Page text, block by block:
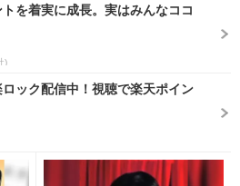
を着実に成長。実はみんなココ
)
ロック配信中！視聴で楽天ポイン